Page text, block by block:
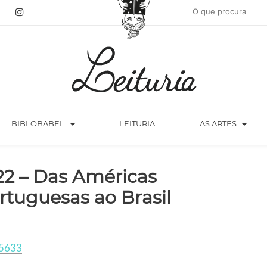
BIBLOBABEL arrow_drop_down LEITURIA AS ARTES arrow_drop_down
– Das Américas
ao Brasil